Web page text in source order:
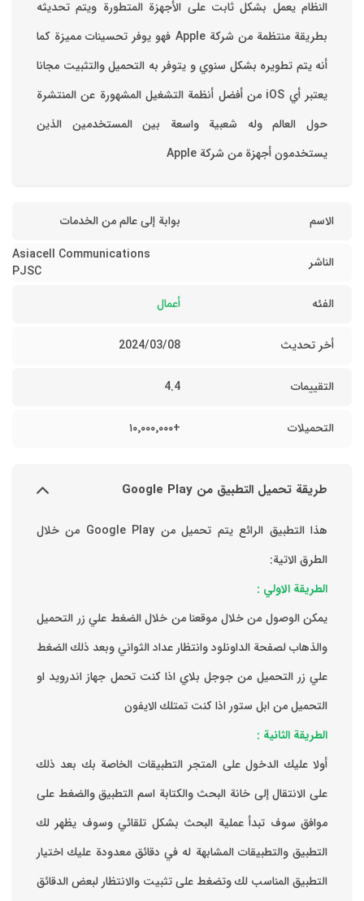
‏النظام يعمل بشكل ثابت على الأجهزة المتطورة ويتم تحديثه
بطريقة منتظمة من شركة Apple فهو يوفر تحسينات مميزة كما
أنه يتم تطويره بشكل سنوي و يتوفر به التحميل والتثبيت مجانا
‏يعتبر أي iOS من أفضل أنظمة التشغيل المشهورة عن المنتشرة
حول العالم وله شعبية واسعة بين المستخدمين الذين
يستخدمون أجهزة من شركة Apple
الاسم بوابة إلى عالم من الخدمات
الناشر
Asiacell Communications
PJSC
الفئه
أعمال
أخر تحديث 08‏/03‏/2024
التقييمات 4.4
التحميلات +١٠٬٠٠٠٬٠٠٠
طريقة تحميل التطبيق من Google Play
هذا التطبيق الرائع يتم تحميل من Google Play من خلال
الطرق الاتية:
الطريقة الاولي :
يمكن الوصول من خلال موقعنا من خلال الضغط علي زر التحميل
والذهاب لصفحة الداونلود وانتظار عداد الثواني وبعد ذلك الضغط
علي زر التحميل من جوجل بلاي اذا كنت تحمل جهاز اندرويد او
التحميل من ابل ستور اذا كنت تمتلك الايفون
الطريقة الثانية :
‏أولا عليك الدخول على المتجر التطبيقات الخاصة بك ‏بعد ذلك
على الانتقال إلى خانة البحث والكتابة اسم التطبيق والضغط على
موافق ‏سوف تبدأ عملية البحث بشكل تلقائي وسوف يظهر لك
التطبيق والتطبيقات المشابهة له في دقائق معدودة ‏عليك اختيار
التطبيق المناسب لك وتضغط على تثبيت والانتظار لبعض الدقائق